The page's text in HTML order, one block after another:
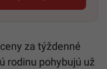
za týždenné
rodinu pohybujú už